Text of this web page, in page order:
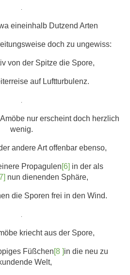
eineinhalb Dutzend Arten
doch zu ungewiss:
von der Spitze die Spore,
auf Luftturbulenz.
nur erscheint doch herzlich
wenig.
andere Art offenbar ebenso,
Propagulen[6] in der als
nun dienenden Sphäre,
die Sporen frei in den Wind.
kriecht aus der Spore,
Füßchen[8 ]in die neu zu
Welt,